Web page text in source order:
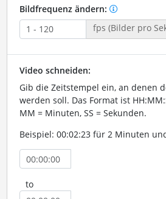
Bildfrequenz ändern:
fps (Bilder pro
Video schneiden:
Gib die Zeitstempel ein, an denen
werden soll. Das Format ist
MM = Minuten, SS = Sekunden.
Beispiel: 00:02:23 für 2 Minuten
to